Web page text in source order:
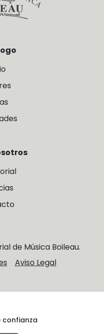
de Música Boileau.
Aviso Legal
confianza